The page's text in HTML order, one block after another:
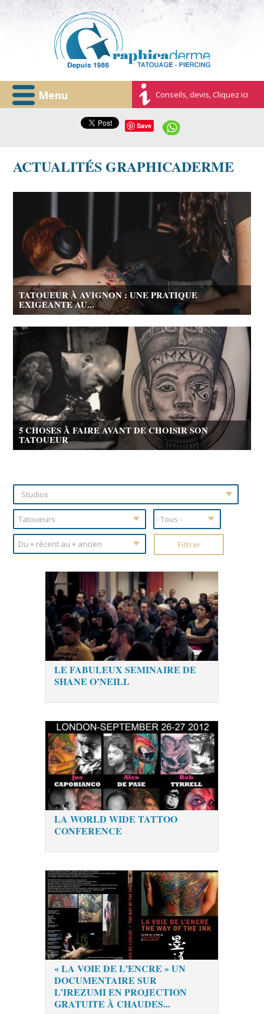
Menu Conseils, devis, Cliquez ici
Save
ACTUALITÉS GRAPHICADERME
TATOUEUR À AVIGNON : UNE PRATIQUE
EXIGEANTE AU...
5 CHOSES À FAIRE AVANT DE CHOISIR SON
TATOUEUR
LE FABULEUX SEMINAIRE DE
SHANE O’NEILL
LA WORLD WIDE TATTOO
CONFERENCE
« LA VOIE DE L’ENCRE » UN
DOCUMENTAIRE SUR
L’IREZUMI EN PROJECTION
GRATUITE À CHAUDES...